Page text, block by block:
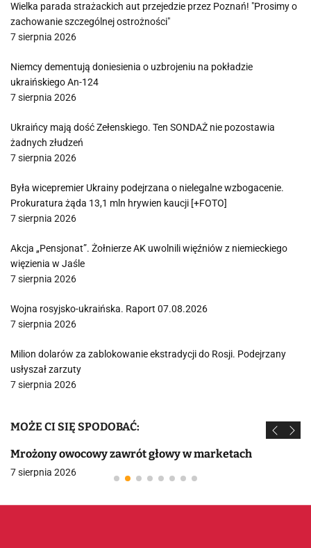
Wielka parada strażackich aut przejedzie przez Poznań! "Prosimy o
zachowanie szczególnej ostrożności"
7 sierpnia 2026
Niemcy dementują doniesienia o uzbrojeniu na pokładzie
ukraińskiego An-124
7 sierpnia 2026
Ukraińcy mają dość Zełenskiego. Ten SONDAŻ nie pozostawia
żadnych złudzeń
7 sierpnia 2026
Była wicepremier Ukrainy podejrzana o nielegalne wzbogacenie.
Prokuratura żąda 13,1 mln hrywien kaucji [+FOTO]
7 sierpnia 2026
Akcja „Pensjonat”. Żołnierze AK uwolnili więźniów z niemieckiego
więzienia w Jaśle
7 sierpnia 2026
Wojna rosyjsko-ukraińska. Raport 07.08.2026
7 sierpnia 2026
Milion dolarów za zablokowanie ekstradycji do Rosji. Podejrzany
usłyszał zarzuty
7 sierpnia 2026
MOŻE CI SIĘ SPODOBAĆ:
Mrożony owocowy zawrót głowy w marketach
7 sierpnia 2026